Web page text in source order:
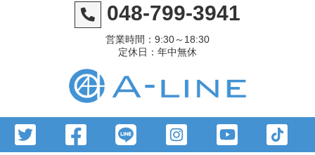
048-799-3941
営業時間：9:30～18:30
定休日：年中無休